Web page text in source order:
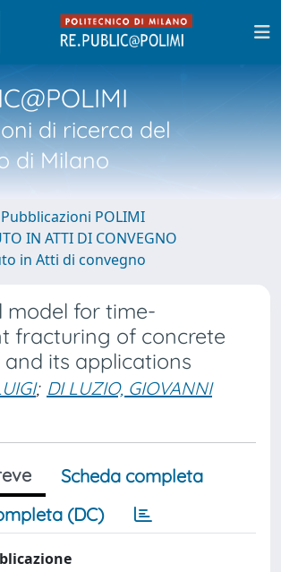
di ricerca del
di Milano
POLIMI
IN ATTI DI CONVEGNO
in Atti di convegno
model for time-
fracturing of concrete
and its applications
; DI LUZIO, GIOVANNI
Scheda completa
(DC)